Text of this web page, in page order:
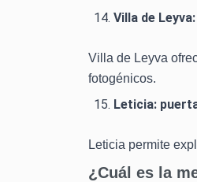
Villa de
Villa de Leyva
fotogénicos.
Leticia:
Leticia permite
¿Cuál es la